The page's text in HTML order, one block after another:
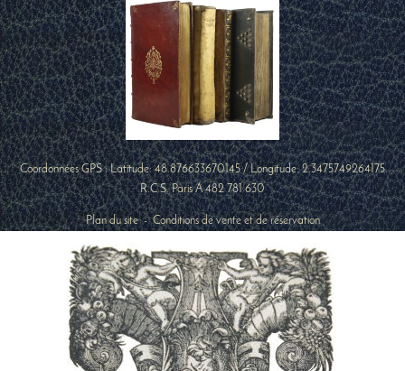
Coordonnées GPS : Latitude:48.876633670145/ Longitude:2.3475749264175
R.C.S. Paris A 482 781 630
Plan du site-Conditions de vente et de réservation